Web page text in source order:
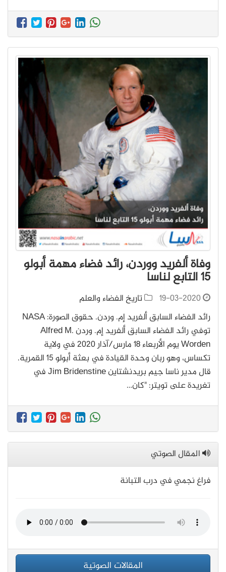
وفاة ألفريد ووردن، رائد فضاء مهمة أبولو
15 التابع لناسا
19-03-2020
تاريخ الفضاء والعلم
رائد الفضاء السابق ألفريد إم. وردن. حقوق الصورة: NASA
توفي رائد الفضاء السابق ألفريد إم. وردن Alfred M.
Worden يوم الأربعاء 18 مارس/آذار 2020 في ولاية
تكساس، وهو ربان وحدة القيادة في بعثة أبولو 15 القمرية.
قال مدير ناسا جيم بريدنشتاين Jim Bridenstine في
تغريدة على تويتر: "كان…
المقال الصوتي
فراغ نجمي في درب التبانة
المقالات الصوتية